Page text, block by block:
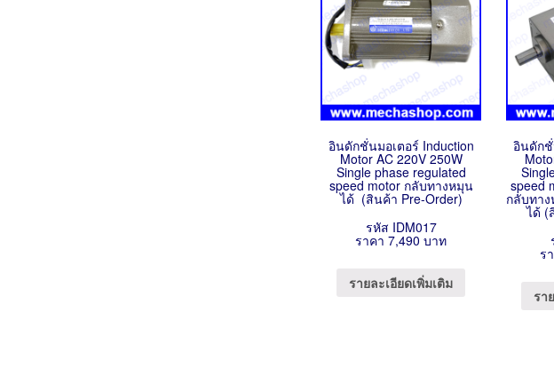
อินดักชั่นมอเตอร์ Induction
Motor AC 220V 250W
Single phase regulated
speed motor กลับทางหมุน
ได้ (สินค้า Pre-Order)
รหัส IDM017
ราคา 7,490 บาท
รายละเอียดเพิ่มเติม
อินดักชั่
speed
กลับทา
ได้ (
ร
รา